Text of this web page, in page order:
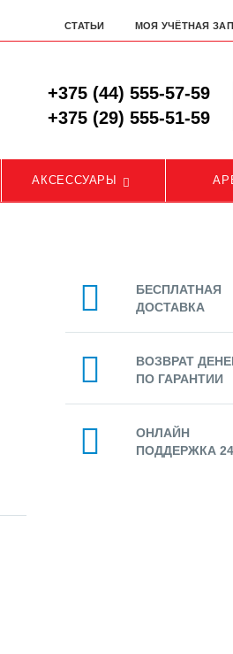
СТАТЬИ МОЯ УЧЁТНАЯ
+375 (44) 555-57-59
+375 (29) 555-51-59
АКСЕССУАРЫ
БЕСПЛАТНАЯ
ДОСТАВКА
ВОЗВРАТ
ПО ГАРАНТИИ
ОНЛАЙН
ПОДДЕРЖКА